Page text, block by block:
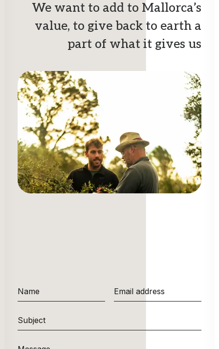
We want to add to Mallorca’s
value, to give back to earth a
part of what it gives us